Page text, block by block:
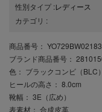
性別タイプ :レディース
カテゴリ :
商品番号 ：
ブランド商品番号 ：
色 ： ブラックコンビ（BLC）
ヒールの高さ ： 8.0cm
靴幅 ： 3E（広め）
表素材 ： 合成皮革